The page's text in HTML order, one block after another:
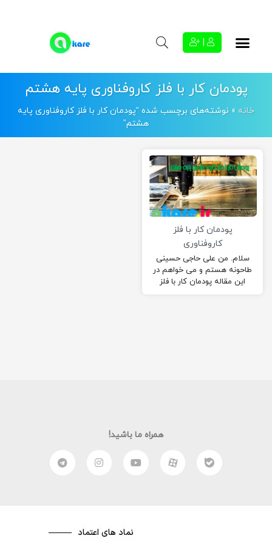
پودمان کار با فلز کاروفناوری پایه هشتم
خانه » نوشته‌های برچسب شده “پودمان کار با فلز کاروفناوری پایه
هشتم”
پودمان کار با فلز
کاروفناوری
سلام. من علی حاجی حسینی
طاحونه هستم و می خواهم در
این مقاله پودمان کار با فلز
همراه ما باشید!
نماد های اعتماد